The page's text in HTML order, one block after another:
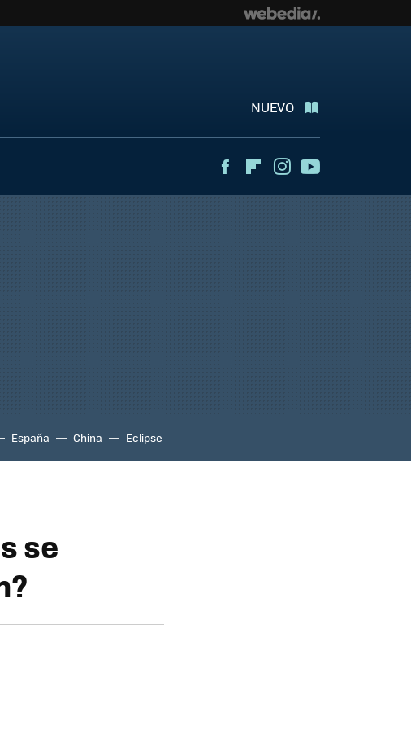
NUEVO
FacebookFlipboardInstagram
España China Eclipse
se